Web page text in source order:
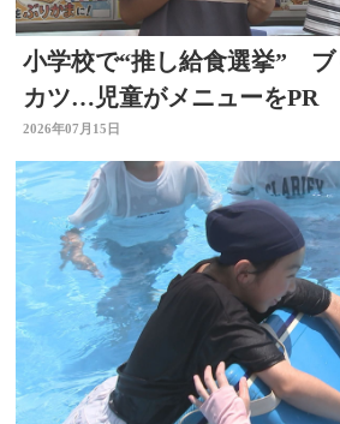
小学校で“推し給食選挙” ブ
カツ…児童がメニューをPR
は？ 選挙を身近に
2026年07月15日